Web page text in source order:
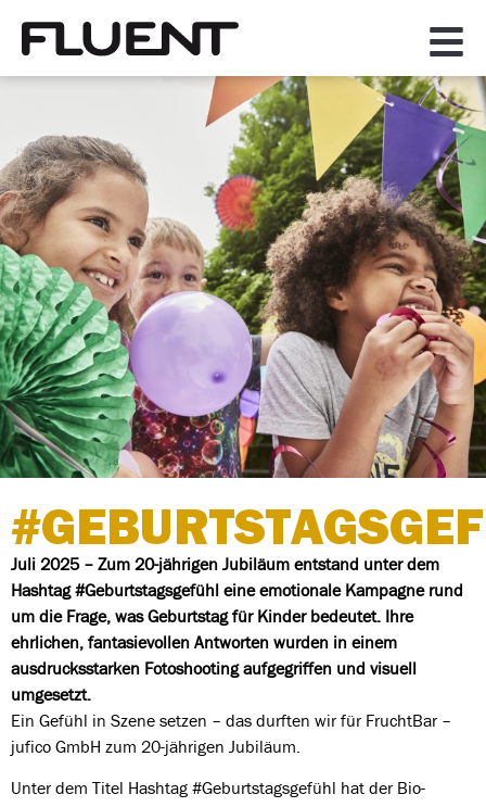
Juli 2025 – Zum 20-jährigen Jubiläum entstand unter dem
Hashtag #Geburtstagsgefühl eine emotionale Kampagne rund
um die Frage, was Geburtstag für Kinder bedeutet. Ihre
ehrlichen, fantasievollen Antworten wurden in einem
ausdrucksstarken Fotoshooting aufgegriffen und visuell
umgesetzt.
Ein Gefühl in Szene setzen – das durften wir für FruchtBar –
jufico GmbH zum 20-jährigen Jubiläum.
Unter dem Titel Hashtag #Geburtstagsgefühl hat der Bio-